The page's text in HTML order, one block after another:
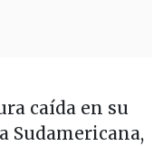
caída en su
Sudamericana,